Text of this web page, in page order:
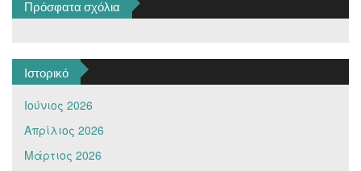
Πρόσφατα σχόλια
Ιστορικό
Ιούνιος 2026
Απρίλιος 2026
Μάρτιος 2026